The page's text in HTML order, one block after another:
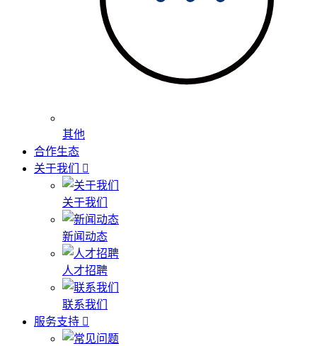
其他
合作生态
关于我们
关于我们
新闻动态
人才招聘
联系我们
服务支持